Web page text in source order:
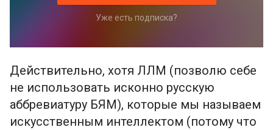
Уже есть подписка?
Действительно, хотя ЛЛМ (позволю себе
не использовать исконно русскую
аббревиатуру БЯМ), которые мы называем
искусственным интеллектом (потому что